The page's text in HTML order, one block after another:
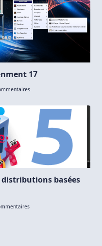
17
Sur
Enlightenment
basées
Sur